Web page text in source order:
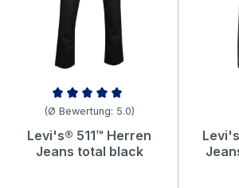
Durchschnittliche Bewertung von 5 von 5
(Ø Bewertung: 5.0)
Levi's® 511™ Herren
Jeans total black